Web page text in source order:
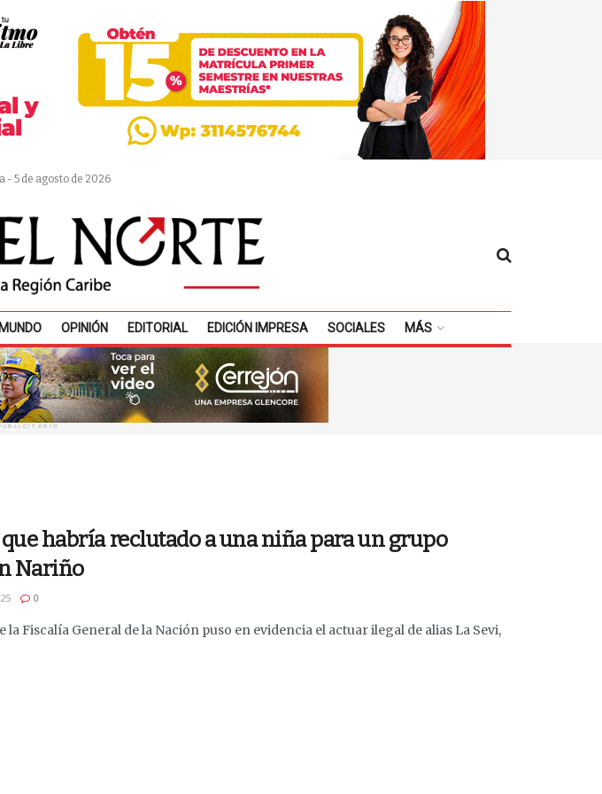
- 5 de agosto de 2026
MUNDO OPINIÓN EDITORIAL EDICIÓN IMPRESA SOCIALES MÁS
habría reclutado a una niña para un grupo
Nariño
0
la Fiscalía General de la Nación puso en evidencia el actuar ilegal de alias La Sevi,